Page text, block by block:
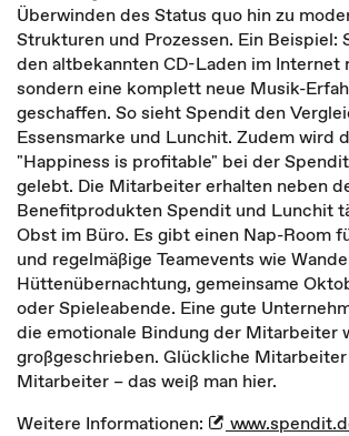
Überwinden des Status quo hin zu
Strukturen und Prozessen. Ein Beispiel:
den altbekannten CD-Laden im Internet
sondern eine komplett neue Musik-
geschaffen. So sieht Spendit den
Essensmarke und Lunchit. Zudem wird
"Happiness is profitable" bei der
gelebt. Die Mitarbeiter erhalten neben
Benefitprodukten Spendit und Lunchit
Obst im Büro. Es gibt einen Nap-Room
und regelmäßige Teamevents wie
Hüttenübernachtung, gemeinsame
oder Spieleabende. Eine gute
die emotionale Bindung der Mitarbeiter
großgeschrieben. Glückliche
Mitarbeiter – das weiß man hier.
Weitere Informationen: